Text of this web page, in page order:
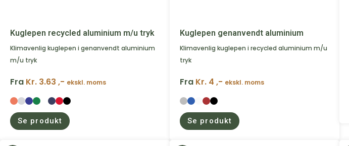
Kuglepen recycled aluminium m/u tryk
Klimavenlig kuglepen i genanvendt aluminium
m/u tryk
Fra Kr. 3.63 ,- ekskl. moms
Se produkt
Kuglepen genanvendt aluminium
Klimavenlig kuglepen i recycled aluminium m/u
tryk
Fra Kr. 4 ,- ekskl. moms
Se produkt